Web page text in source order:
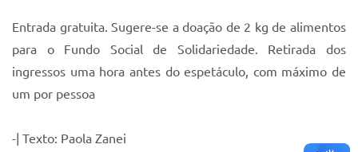
Entrada gratuita. Sugere-se a doação de 2 kg de alimentos
para o Fundo Social de Solidariedade. Retirada dos
ingressos uma hora antes do espetáculo, com máximo de
um por pessoa
-| Texto: Paola Zanei